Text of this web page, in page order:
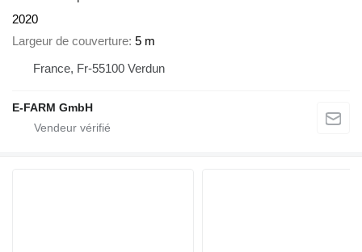
2020
Largeur de couverture 5 m
France, Fr-55100 Verdun
E-FARM GmbH